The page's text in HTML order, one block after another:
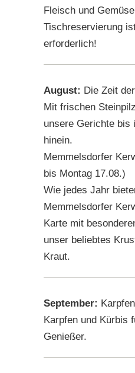
Fleisch und
Tischreservierung
erforderlich!
August: Die Zeit
Mit frischen
unsere Gerichte bis
hinein.
Memmelsdorfer
bis Montag 17.08.)
Wie jedes Jahr
Memmelsdorfer
Karte mit
unser beliebtes
Kraut.
September:
Karpfen und Kürbis
Genießer.